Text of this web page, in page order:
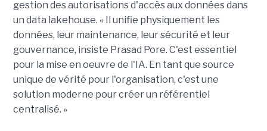
gestion des autorisations d'accès aux données dans
un data lakehouse. « Il unifie physiquement les
données, leur maintenance, leur sécurité et leur
gouvernance, insiste Prasad Pore. C'est essentiel
pour la mise en oeuvre de l'IA. En tant que source
unique de vérité pour l'organisation, c'est une
solution moderne pour créer un référentiel
centralisé. »